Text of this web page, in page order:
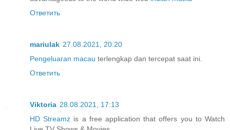
Ответить
mariulak 27.08.2021, 20:20
Pengeluaran macau terlengkap dan tercepat saat ini.
Ответить
Viktoria 28.08.2021, 17:13
HD Streamz is a free application that offers you to Watch